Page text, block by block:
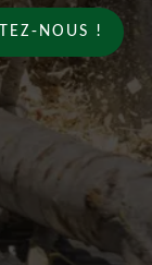
NOUS !